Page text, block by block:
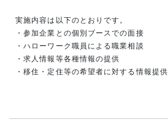
実施内容は以下のとおりです。
・参加企業との個別ブースでの面接
・ハローワーク職員による職業相談
・求人情報等各種情報の提供
・移住・定住等の希望者に対する情報提供